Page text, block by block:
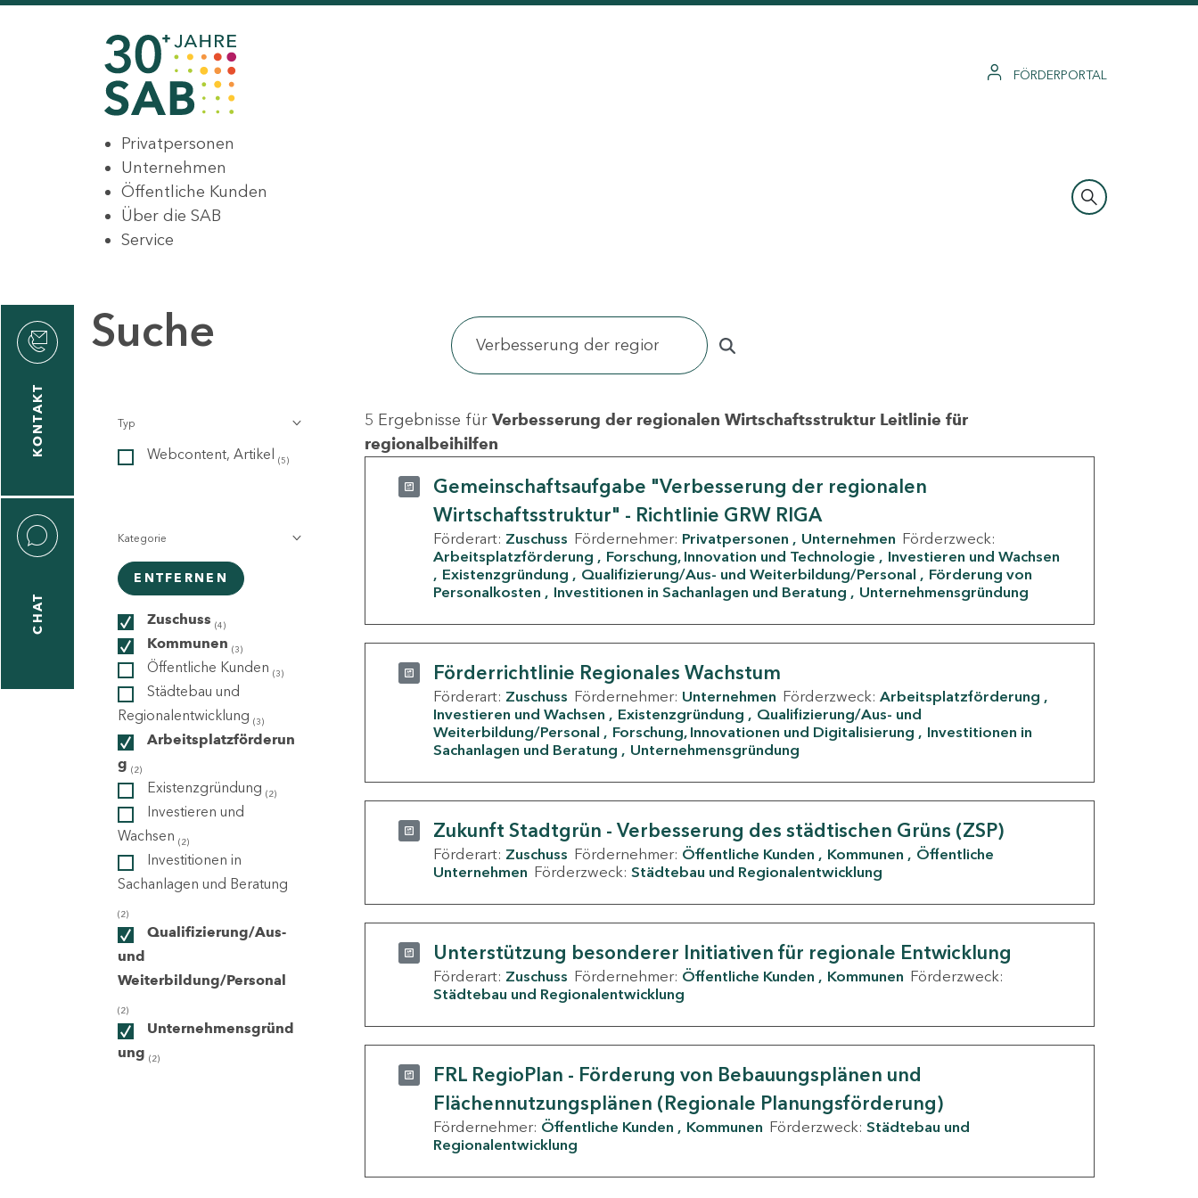
FÖRDERPORTAL
Privatpersonen
Unternehmen
Öffentliche Kunden
Über die SAB
Service
KONTAKT
CHAT
Suche
Typ
Webcontent, Artikel (5)
Kategorie
ENTFERNEN
Zuschuss (4)
Kommunen (3)
Öffentliche Kunden (3)
Städtebau und
Regionalentwicklung (3)
Arbeitsplatzförderun
g (2)
Existenzgründung (2)
Investieren und
Wachsen (2)
Investitionen in
Sachanlagen und Beratung
(2)
Qualifizierung/Aus-
und
Weiterbildung/Personal
(2)
Unternehmensgründ
ung (2)
5 Ergebnisse für Verbesserung der regionalen Wirtschaftsstruktur Leitlinie für
regionalbeihilfen
Gemeinschaftsaufgabe "Verbesserung der regionalen
Wirtschaftsstruktur" - Richtlinie GRW RIGA
Förderart: Zuschuss Fördernehmer: Privatpersonen Unternehmen Förderzweck:
Arbeitsplatzförderung
Forschung, Innovation und Technologie
Investieren und Wachsen
Existenzgründung
Qualifizierung/Aus- und Weiterbildung/Personal
Förderung von
Personalkosten
Investitionen in Sachanlagen und Beratung Unternehmensgründung
Förderrichtlinie Regionales Wachstum
Förderart: Zuschuss Fördernehmer: Unternehmen Förderzweck: Arbeitsplatzförderung
Investieren und Wachsen
Existenzgründung
Qualifizierung/Aus- und
Weiterbildung/Personal
Forschung, Innovationen und Digitalisierung
Investitionen in
Sachanlagen und Beratung
Unternehmensgründung
Zukunft Stadtgrün - Verbesserung des städtischen Grüns (ZSP)
Förderart: Zuschuss Fördernehmer: Öffentliche Kunden Kommunen
Öffentliche
Unternehmen Förderzweck: Städtebau und Regionalentwicklung
Unterstützung besonderer Initiativen für regionale Entwicklung
Förderart: Zuschuss Fördernehmer: Öffentliche Kunden Kommunen Förderzweck:
Städtebau und Regionalentwicklung
FRL RegioPlan - Förderung von Bebauungsplänen und
Flächennutzungsplänen (Regionale Planungsförderung)
Fördernehmer: Öffentliche Kunden Kommunen Förderzweck: Städtebau und
Regionalentwicklung